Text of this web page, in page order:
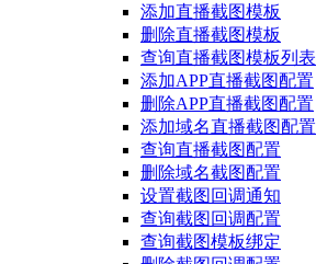
添加直播截图模板
删除直播截图模板
查询直播截图模板列表
添加APP直播截图配置
删除APP直播截图配置
添加域名直播截图配置
查询直播截图配置
删除域名截图配置
设置截图回调通知
查询截图回调配置
查询截图模板绑定